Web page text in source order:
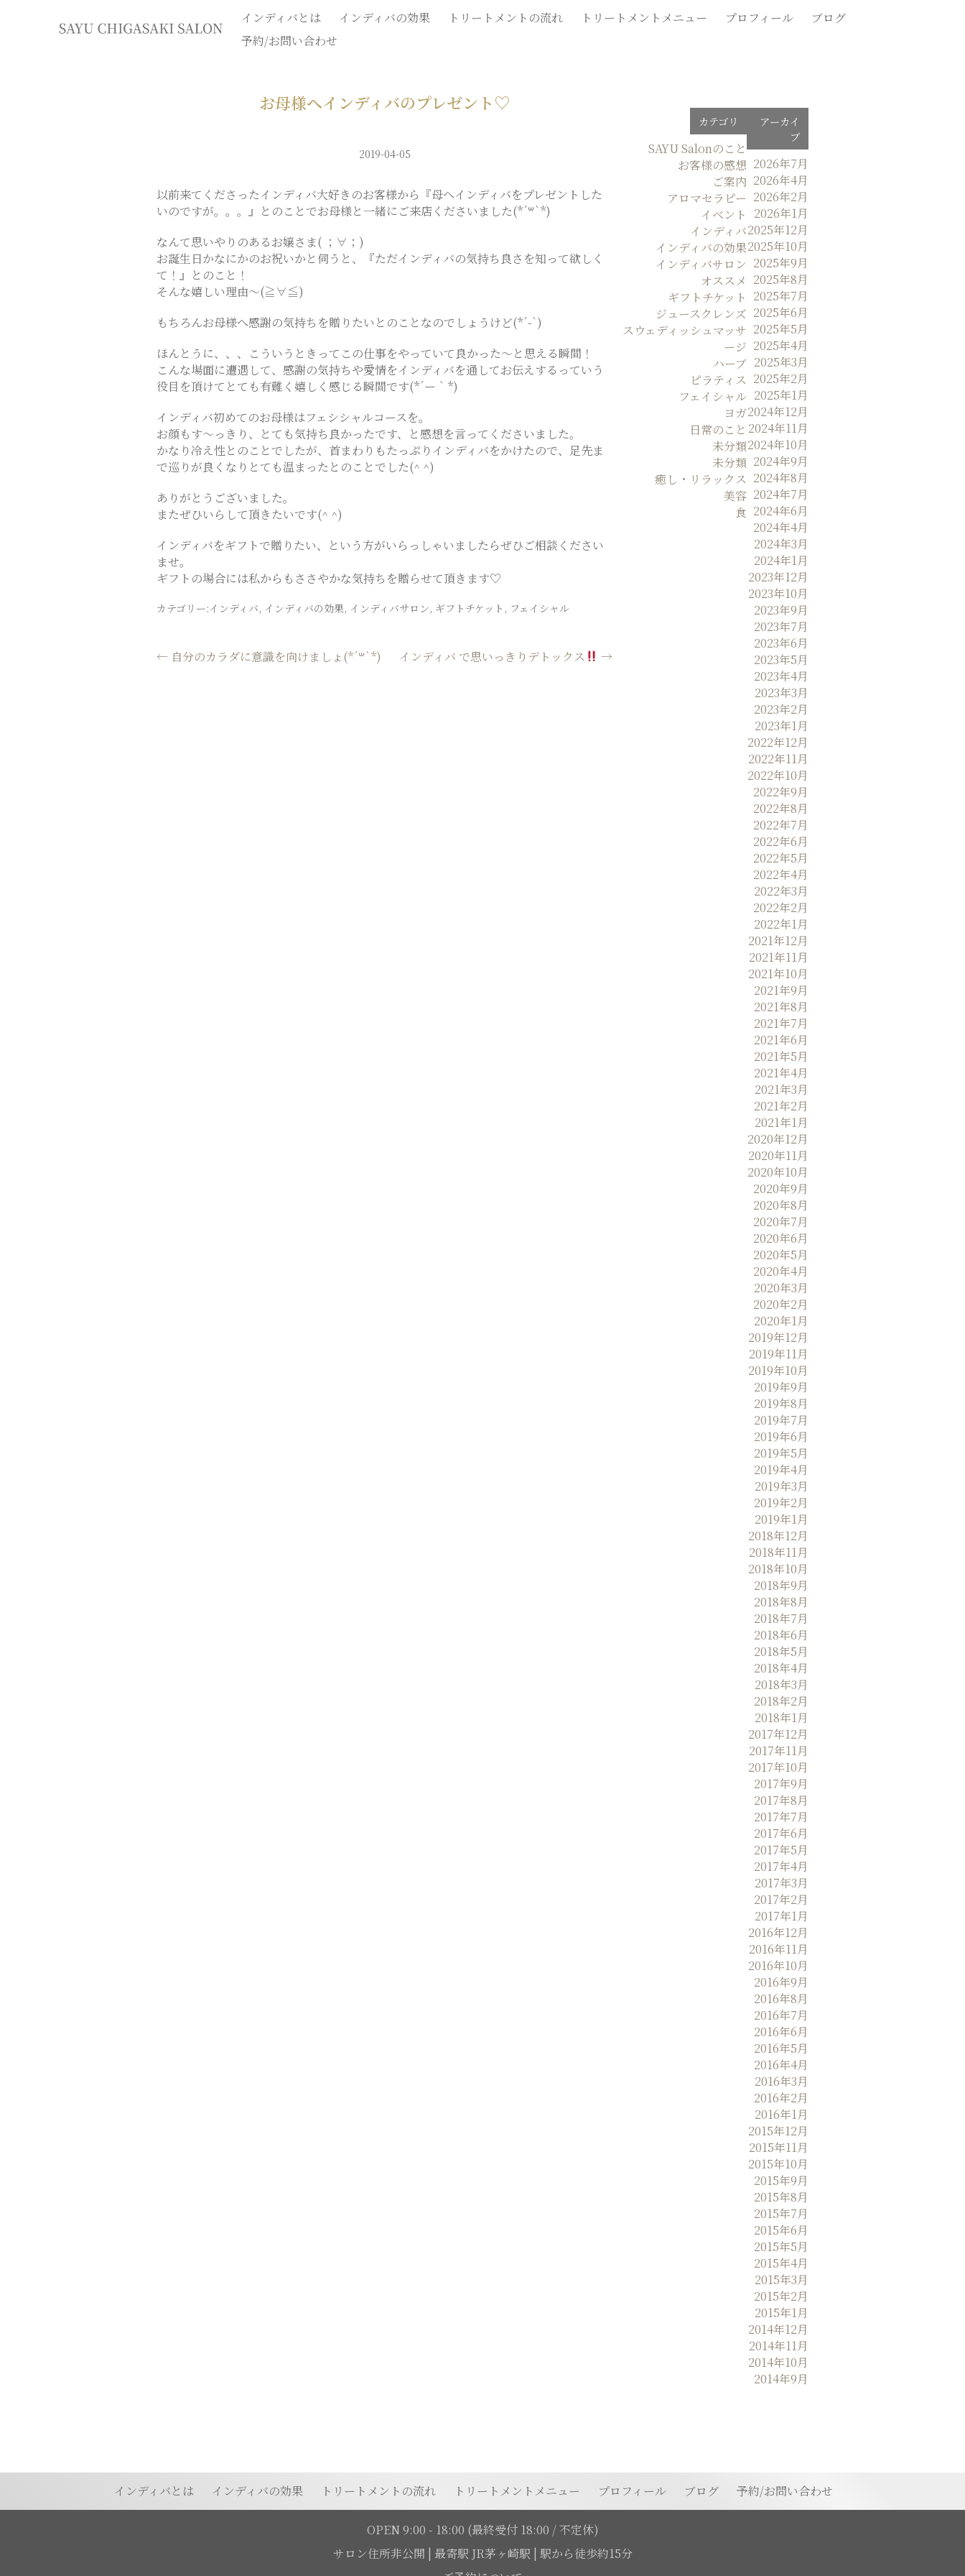
イ
CHIGASAKI
インディバとは インディバの効果 トリートメントの流れ トリートメントメニュー プロフィール
ブログ
予約/お問い合わせ
お母様へインディバのプレゼント♡
2019-04-05
以前来てくださったインディバ大好きのお客様から『母へインディバをプレゼントした
いのですが。。。』とのことでお母様と一緒にご来店くださいました(*´꒳`*)
なんて思いやりのあるお嬢さま( ；∀；)
お誕生日かなにかのお祝いかと伺うと、『ただインディバの気持ち良さを知って欲しく
て！』とのこと！
そんな嬉しい理由〜(≧∀≦)
もちろんお母様へ感謝の気持ちを贈りたいとのことなのでしょうけど(*´-`)
ほんとうに、、、こういうときってこの仕事をやっていて良かった〜と思える瞬間！
こんな場面に遭遇して、感謝の気持ちや愛情をインディバを通してお伝えするっていう
役目を頂けてとても有難く嬉しく感じる瞬間です(*´ー｀*)
インディバ初めてのお母様はフェシシャルコースを。
お顔もす〜っきり、とても気持ち良かったです、と感想を言ってくださいました。
かなり冷え性とのことでしたが、首まわりもたっぷりインディバをかけたので、足先ま
で巡りが良くなりとても温まったとのことでした(^ ^)
ありがとうございました。
またぜひいらして頂きたいです(^ ^)
インディバをギフトで贈りたい、という方がいらっしゃいましたらぜひご相談ください
ませ。
ギフトの場合には私からもささやかな気持ちを贈らせて頂きます♡
カテゴリー:インディバ, インディバの効果, インディバサロン, ギフトチケット , フェイシャル
投
← 自分のカラダに意識を向けましょ(*´꒳`*) インディバ で思いっきりデトックス →
カテゴリ
SAYU Salonのこと
お客様の感想
ご案内
アロマセラピー
イベント
インディバ
インディバの効果
インディバサロン
オススメ
ギフトチケット
ジュースクレンズ
スウェディッシュマッサ
ージ
ハーブ
ピラティス
フェイシャル
ヨガ
日常のこと
未分類
未分類
癒し・リラックス
美容
食
アーカイ
ブ
2026年7月
2026年4月
2026年2月
2026年1月
2025年12月
2025年10月
2025年9月
2025年8月
2025年7月
2025年6月
2025年5月
2025年4月
2025年3月
2025年2月
2025年1月
2024年12月
2024年11月
2024年10月
2024年9月
2024年8月
2024年7月
2024年6月
2024年4月
2024年3月
2024年1月
2023年12月
2023年10月
2023年9月
2023年7月
2023年6月
2023年5月
2023年4月
2023年3月
2023年2月
2023年1月
2022年12月
2022年11月
2022年10月
2022年9月
2022年8月
2022年7月
2022年6月
2022年5月
2022年4月
2022年3月
2022年2月
2022年1月
2021年12月
2021年11月
2021年10月
2021年9月
2021年8月
2021年7月
2021年6月
2021年5月
2021年4月
2021年3月
2021年2月
2021年1月
2020年12月
2020年11月
2020年10月
2020年9月
2020年8月
2020年7月
2020年6月
2020年5月
2020年4月
2020年3月
2020年2月
2020年1月
2019年12月
2019年11月
2019年10月
2019年9月
2019年8月
2019年7月
2019年6月
2019年5月
2019年4月
2019年3月
2019年2月
2019年1月
2018年12月
2018年11月
2018年10月
2018年9月
2018年8月
2018年7月
2018年6月
2018年5月
2018年4月
2018年3月
2018年2月
2018年1月
2017年12月
2017年11月
2017年10月
2017年9月
2017年8月
2017年7月
2017年6月
2017年5月
2017年4月
2017年3月
2017年2月
2017年1月
2016年12月
2016年11月
2016年10月
2016年9月
2016年8月
2016年7月
2016年6月
2016年5月
2016年4月
2016年3月
2016年2月
2016年1月
2015年12月
2015年11月
2015年10月
2015年9月
2015年8月
2015年7月
2015年6月
2015年5月
2015年4月
2015年3月
2015年2月
2015年1月
2014年12月
2014年11月
2014年10月
2014年9月
インディバとは インディバの効果 トリートメントの流れ トリートメントメニュー プロフィール ブログ 予約/お問い合わせ
OPEN 9:00 - 18:00 (最終受付 18:00 / 不定休)
サロン住所非公開 | 最寄駅 JR茅ヶ崎駅 | 駅から徒歩約15分